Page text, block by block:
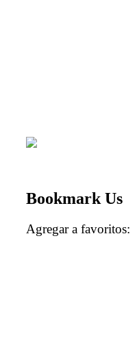
Bookmark Us
Agregar a